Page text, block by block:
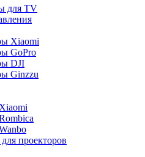
для TV
Xiaomi
GoPro
DJI
Ginzzu
проекторов